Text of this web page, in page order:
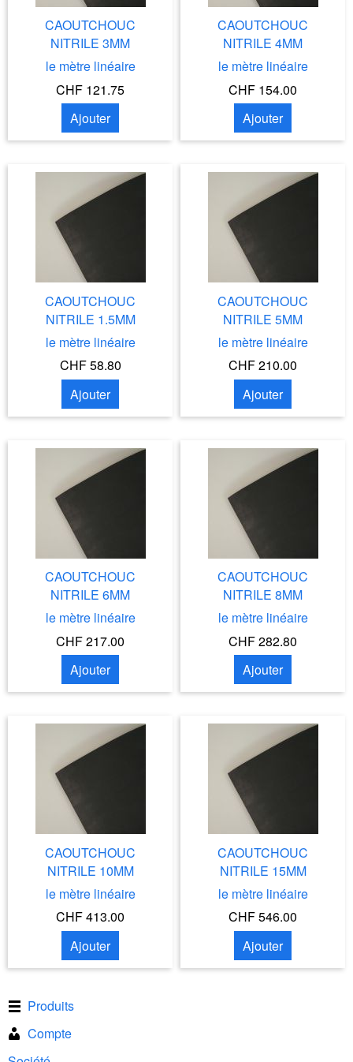
CAOUTCHOUC
NITRILE 3MM
le mètre linéaire
CHF 121.75
Ajouter
CAOUTCHOUC
NITRILE 4MM
le mètre linéaire
CHF 154.00
Ajouter
CAOUTCHOUC
NITRILE 1.5MM
le mètre linéaire
CHF 58.80
Ajouter
CAOUTCHOUC
NITRILE 5MM
le mètre linéaire
CHF 210.00
Ajouter
CAOUTCHOUC
NITRILE 6MM
le mètre linéaire
CHF 217.00
Ajouter
CAOUTCHOUC
NITRILE 8MM
le mètre linéaire
CHF 282.80
Ajouter
CAOUTCHOUC
NITRILE 10MM
le mètre linéaire
CHF 413.00
Ajouter
CAOUTCHOUC
NITRILE 15MM
le mètre linéaire
CHF 546.00
Ajouter
Produits
Compte